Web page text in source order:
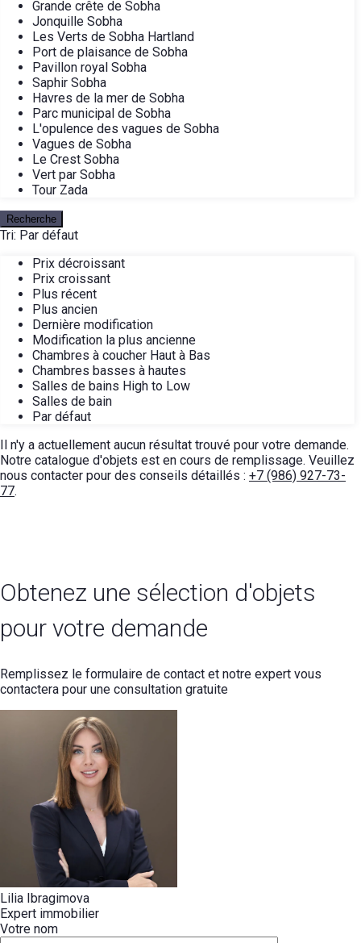
Grande crête de Sobha
Jonquille Sobha
Les Verts de Sobha Hartland
Port de plaisance de Sobha
Pavillon royal Sobha
Saphir Sobha
Havres de la mer de Sobha
Parc municipal de Sobha
L'opulence des vagues de Sobha
Vagues de Sobha
Le Crest Sobha
Vert par Sobha
Tour Zada
Recherche
Tri: Par défaut
Prix décroissant
Prix croissant
Plus récent
Plus ancien
Dernière modification
Modification la plus ancienne
Chambres à coucher Haut à Bas
Chambres basses à hautes
Salles de bains High to Low
Salles de bain
Par défaut
Il n'y a actuellement aucun résultat trouvé pour votre demande.
Notre catalogue d'objets est en cours de remplissage. Veuillez
nous contacter pour des conseils détaillés : +7 (986) 927-73-
77.
Obtenez une sélection d'objets
pour votre demande
Remplissez le formulaire de contact et notre expert vous
contactera pour une consultation gratuite
Lilia Ibragimova
Expert immobilier
Votre nom